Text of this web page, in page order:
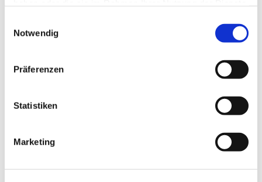
Notwendig
Präferenzen
Statistiken
Marketing
Dies könnte Sie auch